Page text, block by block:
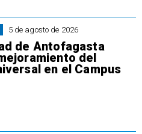
5 de agosto de 2026
de Antofagasta
del
en el Campus